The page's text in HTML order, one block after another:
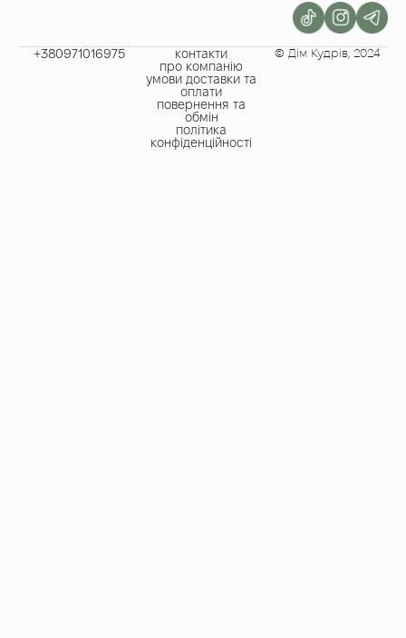
+380971016975​
контакти
про компанію
умови доставки та
оплати
повернення та
обмін
політика
конфіденційності
© Дім Кудрів, 2024